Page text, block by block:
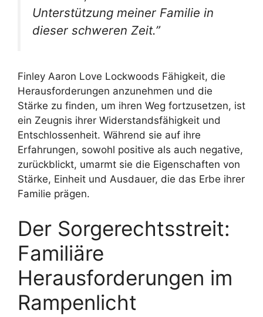
Unterstützung meiner Familie in
dieser schweren Zeit.”
Finley Aaron Love Lockwoods Fähigkeit, die
Herausforderungen anzunehmen und die
Stärke zu finden, um ihren Weg fortzusetzen, ist
ein Zeugnis ihrer Widerstandsfähigkeit und
Entschlossenheit. Während sie auf ihre
Erfahrungen, sowohl positive als auch negative,
zurückblickt, umarmt sie die Eigenschaften von
Stärke, Einheit und Ausdauer, die das Erbe ihrer
Familie prägen.
Der Sorgerechtsstreit:
Familiäre
Herausforderungen im
Rampenlicht